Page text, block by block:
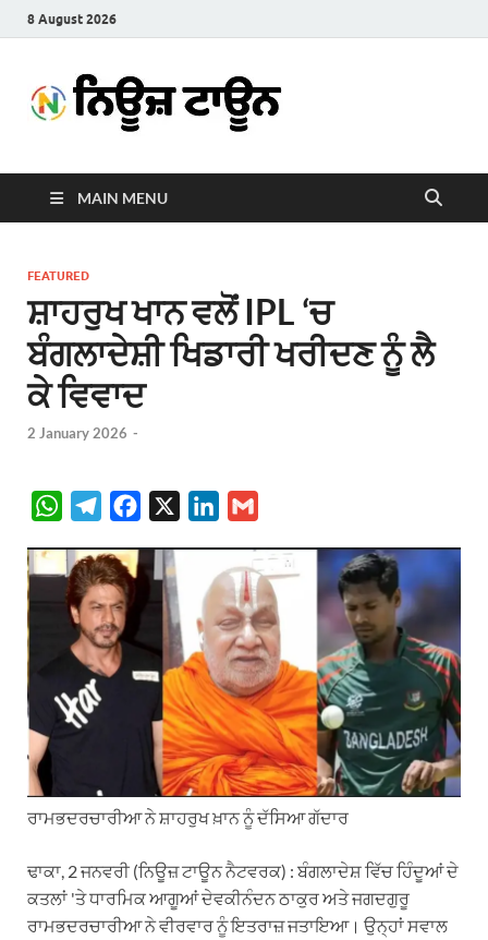
8 August 2026
Town
MAIN MENU
FEATURED
ਸ਼ਾਹਰੁਖ ਖਾਨ ਵਲੋਂ IPL ‘ਚ
ਬੰਗਲਾਦੇਸ਼ੀ ਖਿਡਾਰੀ ਖਰੀਦਣ ਨੂੰ ਲੈ
ਕੇ ਵਿਵਾਦ
2 January 2026 -
W
a
t
A
p
p
l
e
g
r
c
n
e
d
I
n
a
i
l
ਰਾਮਭਦਰਚਾਰੀਆ ਨੇ ਸ਼ਾਹਰੁਖ ਖ਼ਾਨ ਨੂੰ ਦੱਸਿਆ ਗੱਦਾਰ
ਢਾਕਾ, 2 ਜਨਵਰੀ (ਨਿਊਜ਼ ਟਾਊਨ ਨੈਟਵਰਕ) : ਬੰਗਲਾਦੇਸ਼ ਵਿੱਚ ਹਿੰਦੂਆਂ ਦੇ
ਕਤਲਾਂ 'ਤੇ ਧਾਰਮਿਕ ਆਗੂਆਂ ਦੇਵਕੀਨੰਦਨ ਠਾਕੁਰ ਅਤੇ ਜਗਦਗੁਰੂ
ਰਾਮਭਦਰਚਾਰੀਆ ਨੇ ਵੀਰਵਾਰ ਨੂੰ ਇਤਰਾਜ਼ ਜਤਾਇਆ। ਉਨ੍ਹਾਂ ਸਵਾਲ